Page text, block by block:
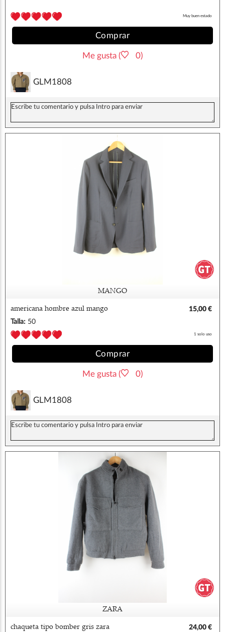
Muy buen estado
Comprar
Me gusta ( 0)
GLM1808
MANGO
americana hombre azul mango
15,00 €
Talla: 50
1 solo uso
Comprar
Me gusta ( 0)
GLM1808
ZARA
chaqueta tipo bomber gris zara 24,00 €